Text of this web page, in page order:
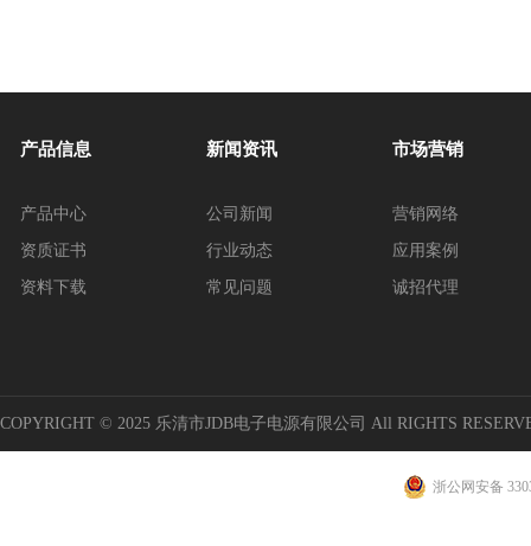
产品信息
产品中心
资质证书
资料下载
新闻资讯
公司新闻
行业动态
常见问题
市场营销
营销网络
应用案例
诚招代理
COPYRIGHT © 2025 乐清市JDB电子电源有限公司 All RIGHTS
浙公网安备